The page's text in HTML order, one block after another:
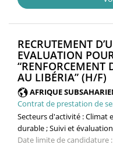
RECRUTEMENT
EVALUATION
“RENFORCEMENT
AU LIBÉRIA” (H/F)
AFRIQUE
Contrat de prestation de
Secteurs d'activité :Climat
durable ; Suivi et évaluation
Date limite de candidature